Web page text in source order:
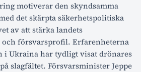
motiverar den skyndsamma
det skärpta säkerhetspolitiska
av att stärka landets
och försvarsprofil. Erfarenheterna
Ukraina har tydligt visat drönares
slagfältet. Försvarsminister Jeppe